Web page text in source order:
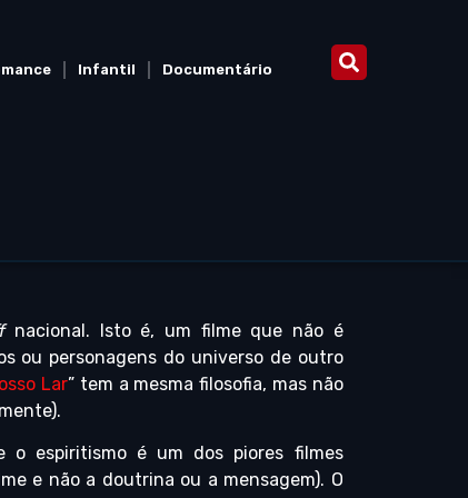
Infantil Documentário
nacional. Isto é, um filme que não é
ou personagens do universo de outro
Lar” tem a mesma filosofia, mas não
o espiritismo é um dos piores filmes
e não a doutrina ou a mensagem). O